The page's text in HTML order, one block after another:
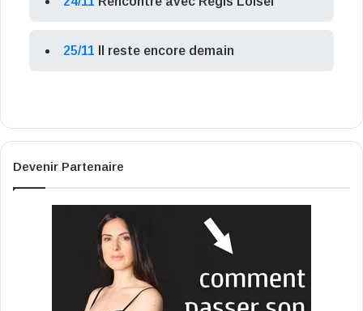
25/11 Il reste encore demain
Devenir Partenaire